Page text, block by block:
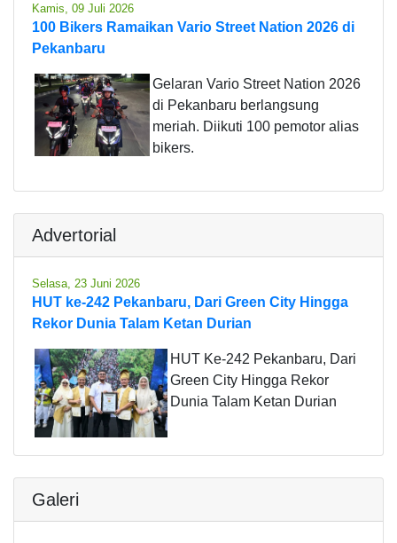
Kamis, 09 Juli 2026
100 Bikers Ramaikan Vario Street Nation 2026 di
Pekanbaru
Gelaran Vario Street Nation 2026
di Pekanbaru berlangsung
meriah. Diikuti 100 pemotor alias
bikers.
Advertorial
Selasa, 23 Juni 2026
HUT ke-242 Pekanbaru, Dari Green City Hingga
Rekor Dunia Talam Ketan Durian
HUT Ke-242 Pekanbaru, Dari
Green City Hingga Rekor
Dunia Talam Ketan Durian
Galeri